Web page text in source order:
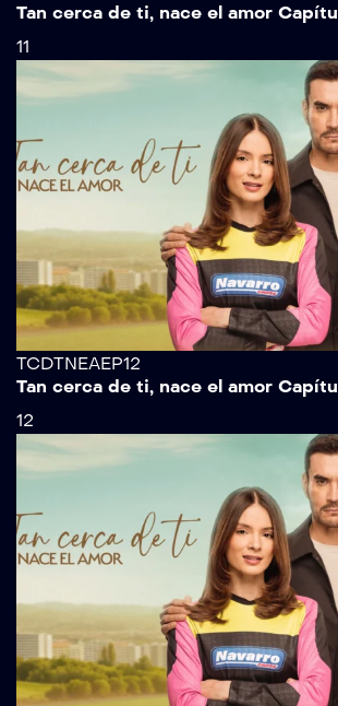
Tan cerca de ti, nace el amor
11
TCDTNEAEP12
Tan cerca de ti, nace el amor
12